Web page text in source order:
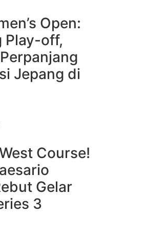
Open:
Play-off,
Jepang di
Course!
Gelar
3